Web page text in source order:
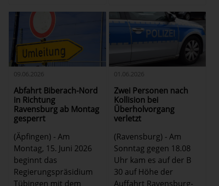
09.06.2026
Abfahrt Biberach-Nord
in Richtung
Ravensburg ab Montag
gesperrt
(Äpfingen) - Am
Montag, 15. Juni 2026
beginnt das
Regierungspräsidium
Tübingen mit dem
01.06.2026
Zwei Personen nach
Kollision bei
Überholvorgang
verletzt
(Ravensburg) - Am
Sonntag gegen 18.08
Uhr kam es auf der B
30 auf Höhe der
Auffahrt Ravensburg-